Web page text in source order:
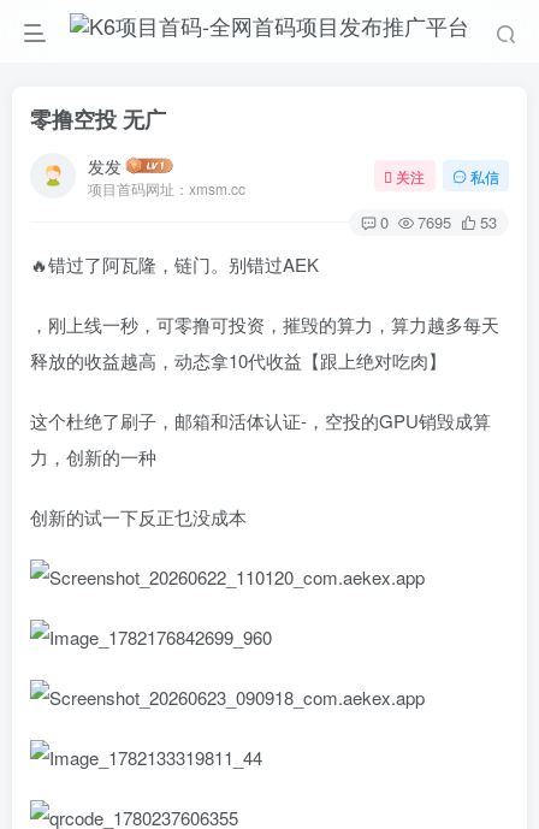
零撸空投 无广
发发
项目首码网址：xmsm.cc
关注 私信
0 7695 53
🔥错过了阿瓦隆，链门。别错过AEK
，刚上线一秒，可零撸可投资，摧毁的算力，算力越多每天
释放的收益越高，动态拿10代收益【跟上绝对吃肉】
这个杜绝了刷子，邮箱和活体认证-，空投的GPU销毁成算
力，创新的一种
创新的试一下反正乜没成本